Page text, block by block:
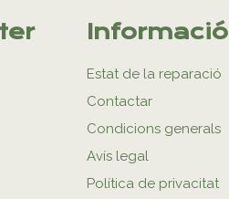
Informació
Estat de la reparació
Contactar
Condicions generals
Avís legal
Política de privacitat